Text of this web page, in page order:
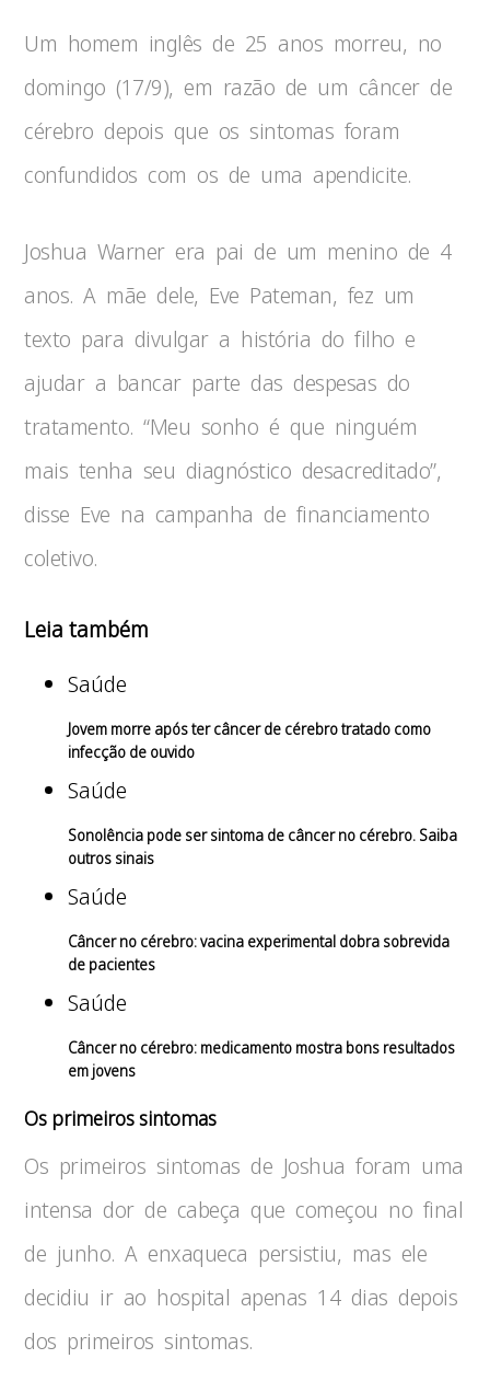
Um homem inglês de 25 anos morreu, no
domingo (17/9), em razão de um câncer de
cérebro depois que os sintomas foram
confundidos com os de uma apendicite.
Joshua Warner era pai de um menino de 4
anos. A mãe dele, Eve Pateman, fez um
texto para divulgar a história do filho e
ajudar a bancar parte das despesas do
tratamento. “Meu sonho é que ninguém
mais tenha seu diagnóstico desacreditado”,
disse Eve na campanha de financiamento
coletivo.
Leia também
Saúde
Jovem morre após ter câncer de cérebro tratado como
infecção de ouvido
Saúde
Sonolência pode ser sintoma de câncer no cérebro. Saiba
outros sinais
Saúde
Câncer no cérebro: vacina experimental dobra sobrevida
de pacientes
Saúde
Câncer no cérebro: medicamento mostra bons resultados
em jovens
Os primeiros sintomas
Os primeiros sintomas de Joshua foram uma
intensa dor de cabeça que começou no final
de junho. A enxaqueca persistiu, mas ele
decidiu ir ao hospital apenas 14 dias depois
dos primeiros sintomas.